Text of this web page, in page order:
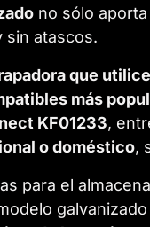
no sólo aporta
sin atascos.
que
más
KF01233,
o doméstico,
para el